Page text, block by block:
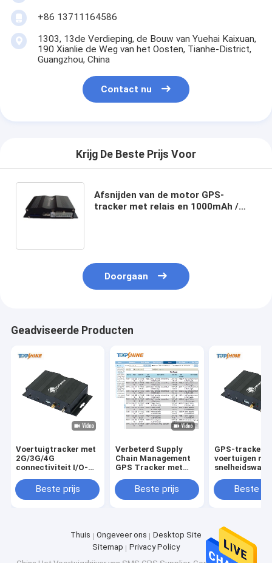
+86 13711164586
1303, 13de Verdieping, de Bouw van Yuehai Kaixuan,
190 Xianlie de Weg van het Oosten, Tianhe-District,
Guangzhou, China
Contact nu
Krijg De Beste Prijs Voor
Afsnijden van de motor GPS-
tracker met relais en 1000mAh /
Doorgaan
Geadviseerde Producten
Voertuigtracker met
2G/3G/4G
connectiviteit I/O-
snelheidswaarschuwing
en optioneel RFID
Beste prijs
Verbeterd Supply
Chain Management
GPS Tracker met
Identify en gratis
tracking software
Beste prijs
GPS-tracker
voertuigen
optioneel
identificatie
Beste
Thuis Ongeveer ons
Desktop Site
Sitemap
Privacy Policy